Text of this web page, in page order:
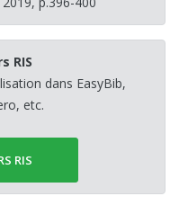
RIS
dans EasyBib,
etc.
RIS